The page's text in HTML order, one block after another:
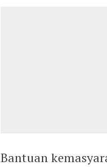
Bantuan